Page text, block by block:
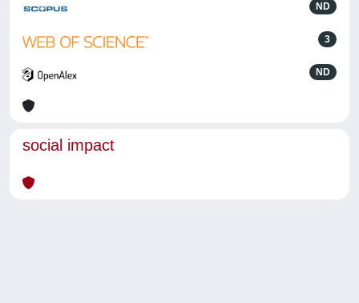
ND
3
ND
social impact